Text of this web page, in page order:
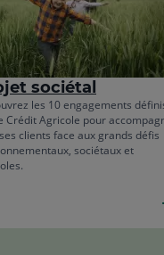
sociétal
les 10 engagements
Crédit Agricole pour
clients face aux grands défis
sociétaux et